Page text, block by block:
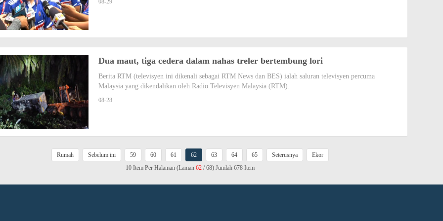
08-29
Dua maut, tiga cedera dalam nahas treler bertembung lori
Berita RTM (televisyen ini dikenali sebagai RTM News dan BES) ialah saluran televisyen percuma
Malaysia yang dikendalikan oleh Radio Televisyen Malaysia (RTM).
08-28
Rumah Sebelum ini 59 60 61 62 63 64 65 Seterusnya
Ekor
10 Item Per Halaman (Laman 62/ 68) Jumlah 678 Item